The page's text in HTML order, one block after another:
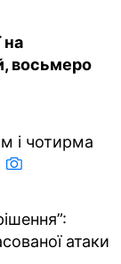
на
восьмеро
і чотирма
атаки